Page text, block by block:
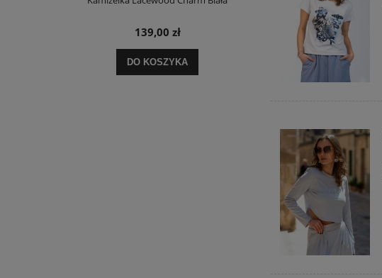
139,00 zł
DO KOSZYKA